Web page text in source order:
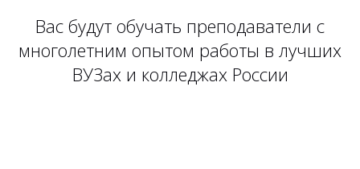
Вас будут обучать преподаватели с
многолетним опытом работы в лучших
ВУЗах и колледжах России